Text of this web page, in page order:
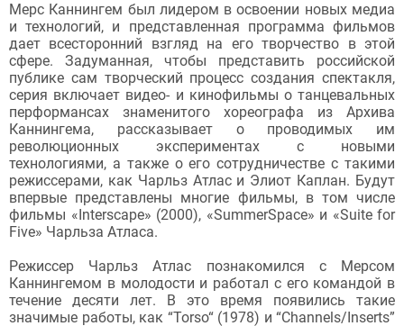
Мерс Каннингем был лидером в освоении новых медиа
и технологий, и представленная программа фильмов
дает всесторонний взгляд на его творчество в этой
сфере. Задуманная, чтобы представить российской
публике сам творческий процесс создания спектакля,
серия включает видео- и кинофильмы о танцевальных
перформансах знаменитого хореографа из Архива
Каннингема, рассказывает о проводимых им
революционных экспериментах с новыми
технологиями, а также о его сотрудничестве с такими
режиссерами, как Чарльз Атлас и Элиот Каплан. Будут
впервые представлены многие фильмы, в том числе
фильмы «Interscape» (2000), «SummerSpace» и «Suite for
Five» Чарльза Атласа.
Режиссер Чарльз Атлас познакомился с Мерсом
Каннингемом в молодости и работал с его командой в
течение десяти лет. В это время появились такие
значимые работы, как “Torso“ (1978) и “Channels/Inserts”